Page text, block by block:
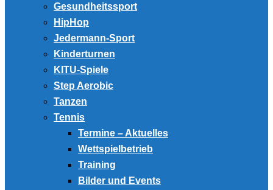
Gesundheitssport
HipHop
Jedermann-Sport
Kinderturnen
KITU-Spiele
Step Aerobic
Tanzen
Tennis
Termine – Aktuelles
Wettspielbetrieb
Training
Bilder und Events